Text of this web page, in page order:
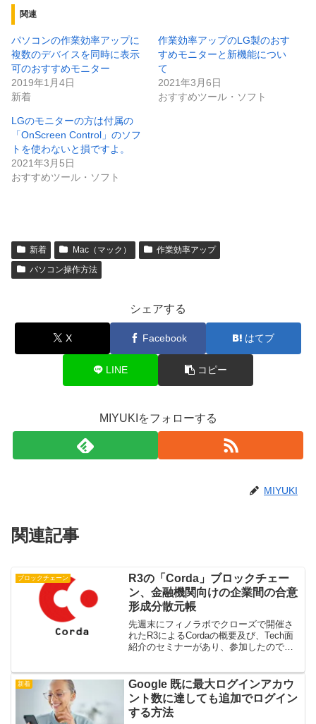
関連
パソコンの作業効率アップに
複数のデバイスを同時に表示
可のおすすめモニター
2019年1月4日
新着
作業効率アップのLG製のおす
すめモニターと新機能につい
て
2021年3月6日
おすすめツール・ソフト
LGのモニターの方は付属の
「OnScreen Control」のソフ
トを使わないと損ですよ。
2021年3月5日
おすすめツール・ソフト
新着 Mac（マック）
作業効率アップ
パソコン操作方法
シェアする
X Facebook はてブ
LINE コピー
MIYUKIをフォローする
MIYUKI
関連記事
ブロックチェーン
R3の「Corda」ブロックチェー
ン、金融機関向けの企業間の合意
形成分散元帳
先週末にフィノラボでクローズで開催さ
れたR3によるCordaの概要及び、Tech面
紹介のセミナーがあり、参加したのです
からのまとめをブログに掲載します。
Cord...
新着
Google 既に最大ログインアカウ
ント数に達しても追加でログイン
する方法